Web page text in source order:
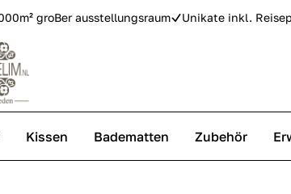
groBer ausstellungsraum Unikate inkl.
Kissen Badematten Zubehör